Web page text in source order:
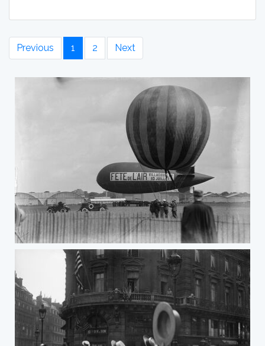
Previous 1 2 Next